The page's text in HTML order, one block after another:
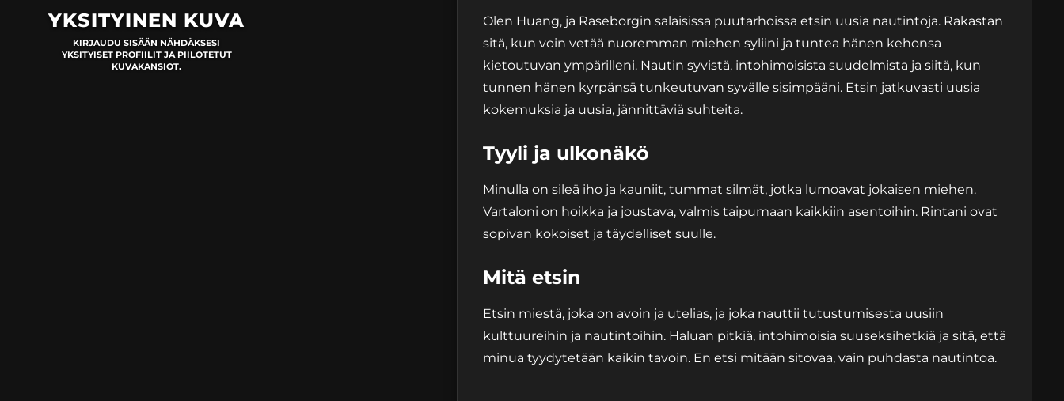
YKSITYINEN KUVA
KIRJAUDU SISÄÄN NÄHDÄKSESI
YKSITYISET PROFIILIT JA PIILOTETUT
KUVAKANSIOT.
Olen Huang, ja Raseborgin salaisissa puutarhoissa etsin uusia nautintoja. Rakastan
sitä, kun voin vetää nuoremman miehen syliini ja tuntea hänen kehonsa
kietoutuvan ympärilleni. Nautin syvistä, intohimoisista suudelmista ja siitä, kun
tunnen hänen kyrpänsä tunkeutuvan syvälle sisimpääni. Etsin jatkuvasti uusia
kokemuksia ja uusia, jännittäviä suhteita.
Tyyli ja ulkonäkö
Minulla on sileä iho ja kauniit, tummat silmät, jotka lumoavat jokaisen miehen.
Vartaloni on hoikka ja joustava, valmis taipumaan kaikkiin asentoihin. Rintani ovat
sopivan kokoiset ja täydelliset suulle.
Mitä etsin
Etsin miestä, joka on avoin ja utelias, ja joka nauttii tutustumisesta uusiin
kulttuureihin ja nautintoihin. Haluan pitkiä, intohimoisia suuseksihetkiä ja sitä, että
minua tyydytetään kaikin tavoin. En etsi mitään sitovaa, vain puhdasta nautintoa.